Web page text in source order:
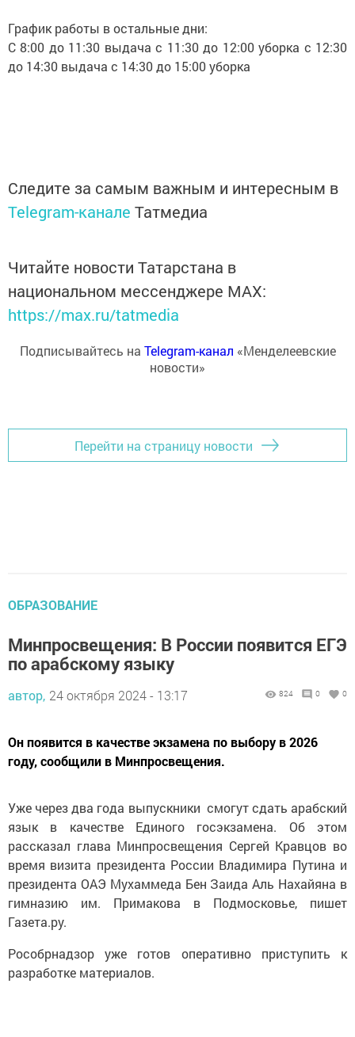
График работы в остальные дни:
С 8:00 до 11:30 выдача с 11:30 до 12:00 уборка с 12:30
до 14:30 выдача с 14:30 до 15:00 уборка
Следите за самым важным и интересным в
Telegram-канале Татмедиа
Читайте новости Татарстана в
национальном мессенджере MАХ:
https://max.ru/tatmedia
Подписывайтесь на Telegram-канал «Менделеевские
новости»
Перейти на страницу новости
ОБРАЗОВАНИЕ
Минпросвещения: В России появится ЕГЭ
по арабскому языку
автор, 24 октября 2024 - 13:17 824 0 0
Он появится в качестве экзамена по выбору в 2026
году, сообщили в Минпросвещения.
Уже через два года выпускники смогут сдать арабский
язык в качестве Единого госэкзамена. Об этом
рассказал глава Минпросвещения Сергей Кравцов во
время визита президента России Владимира Путина и
президента ОАЭ Мухаммеда Бен Заида Аль Нахайяна в
гимназию им. Примакова в Подмосковье, пишет
Газета.ру.
Рособрнадзор уже готов оперативно приступить к
разработке материалов.